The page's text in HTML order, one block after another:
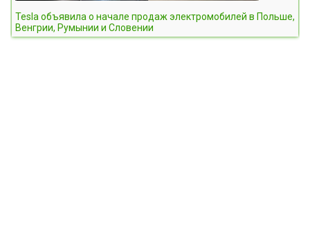
Tesla объявила о начале продаж электромобилей в Польше,
Венгрии, Румынии и Словении